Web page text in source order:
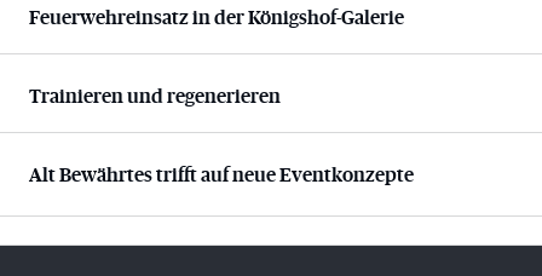
Feuerwehreinsatz in der Königshof-Galerie
Feuerwehreinsatz in der Königshof-Galerie
Trainieren und regenerieren
Trainieren und regenerieren
Alt Bewährtes trifft auf neue Eventkonzepte
Alt Bewährtes trifft auf neue Eventkonzepte